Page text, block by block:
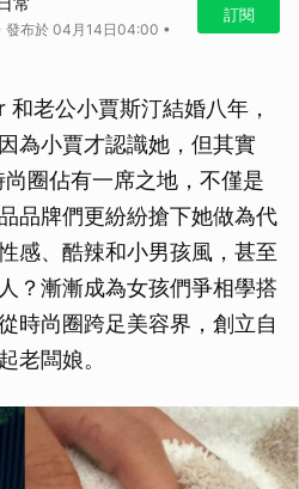
發布於 04月14日04:00 •
訂閱
老公小賈斯汀結婚八年，
為小賈才認識她，但其實
圈佔有一席之地，不僅是
品牌們更紛紛搶下她做為代
感、酷辣和小男孩風，甚至
？漸漸成為女孩們爭相學搭
時尚圈跨足美容界，創立自
老闆娘。